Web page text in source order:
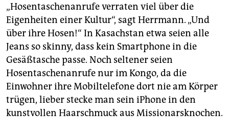
„Hosentaschenanrufe verraten viel über die
Eigenheiten einer Kultur“, sagt Herrmann. „Und
über ihre Hosen!“ In Kasachstan etwa seien alle
Jeans so skinny, dass kein Smartphone in die
Gesäßtasche passe. Noch seltener seien
Hosentaschenanrufe nur im Kongo, da die
Einwohner ihre Mobiltelefone dort nie am Körper
trügen, lieber stecke man sein iPhone in den
kunstvollen Haarschmuck aus Missionarsknochen.